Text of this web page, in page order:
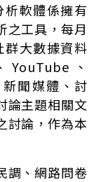
析軟體係擁有
之工具，每月
大數據資料
、
聞媒體、討
論主題相關文
討論，作為本
調、網路問卷